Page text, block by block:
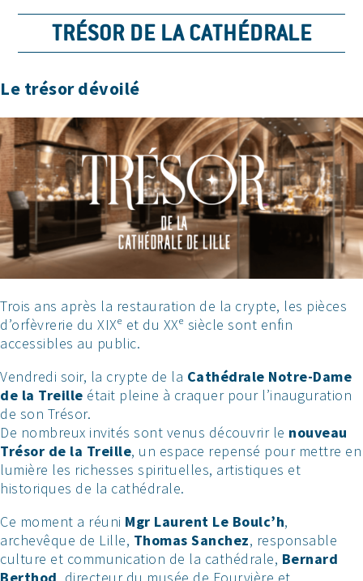
TRÉSOR DE LA CATHÉDRALE
Le trésor dévoilé
Trois ans après la restauration de la crypte, les pièces
d’orfèvrerie du XIXᵉ et du XXᵉ siècle sont enfin
accessibles au public.
Vendredi soir, la crypte de la Cathédrale Notre-Dame
de la Treille était pleine à craquer pour l’inauguration
de son Trésor.
De nombreux invités sont venus découvrir le nouveau
Trésor de la Treille, un espace repensé pour mettre en
lumière les richesses spirituelles, artistiques et
historiques de la cathédrale.
Ce moment a réuni Mgr Laurent Le Boulc’h,
archevêque de Lille, Thomas Sanchez, responsable
culture et communication de la cathédrale, Bernard